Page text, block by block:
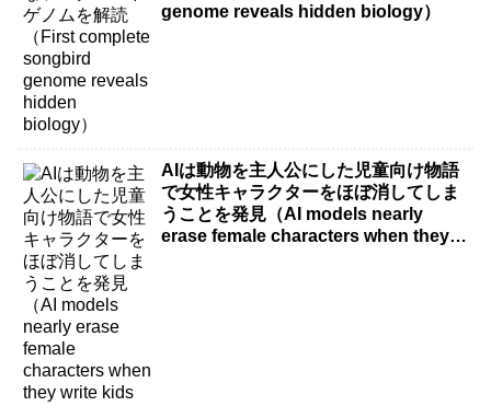
genome reveals hidden biology）
AIは動物を主人公にした児童向け物語
で女性キャラクターをほぼ消してしま
うことを発見（AI models nearly
erase female characters when they